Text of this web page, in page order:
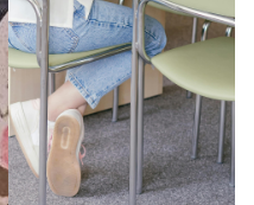
de la guerre, des
de